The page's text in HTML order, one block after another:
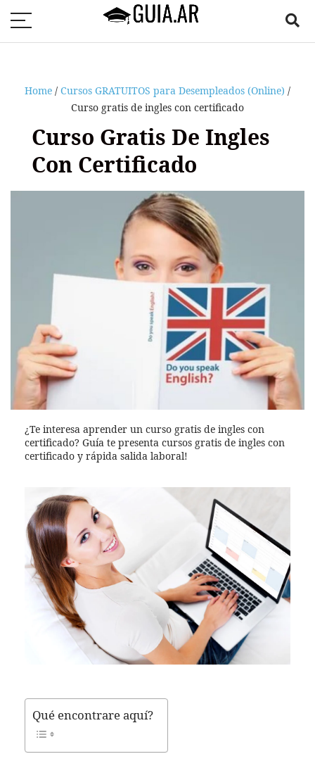
Home / Cursos GRATUITOS para Desempleados (Online) /
Curso gratis de ingles con certificado
Curso Gratis De Ingles
Con Certificado
¿Te interesa aprender un curso gratis de ingles con
certificado? Guía te presenta cursos gratis de ingles con
certificado y rápida salida laboral!
Qué encontrare aquí?